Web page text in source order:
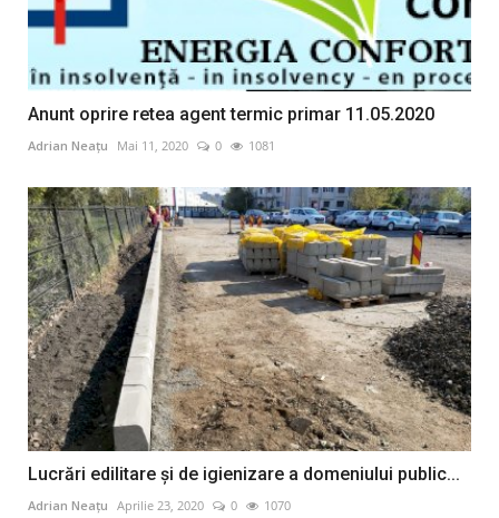
Anunt oprire retea agent termic primar 11.05.2020
Adrian Neațu Mai 11, 2020 0 1081
Lucrări edilitare și de igienizare a domeniului public...
Adrian Neațu Aprilie 23, 2020 0 1070